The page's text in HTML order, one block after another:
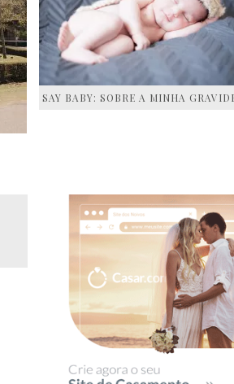
SAY BABY: SOBRE A MINHA
SIDEBAR